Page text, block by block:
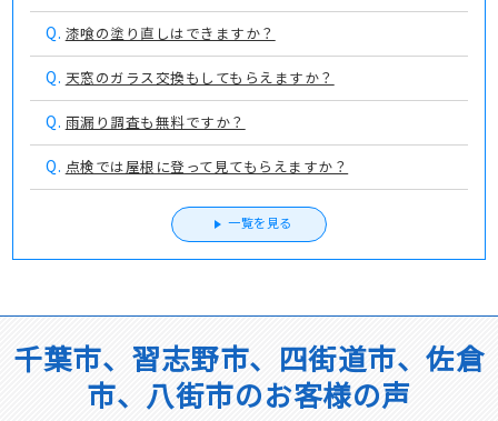
Q. 漆喰の塗り直しはできますか？
Q. 天窓のガラス交換もしてもらえますか？
Q. 雨漏り調査も無料ですか？
Q. 点検では屋根に登って見てもらえますか？
一覧を見る
千葉市、習志野市、四街道市、佐倉
市、八街市のお客様の声